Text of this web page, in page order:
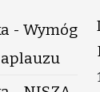
- Wymóg